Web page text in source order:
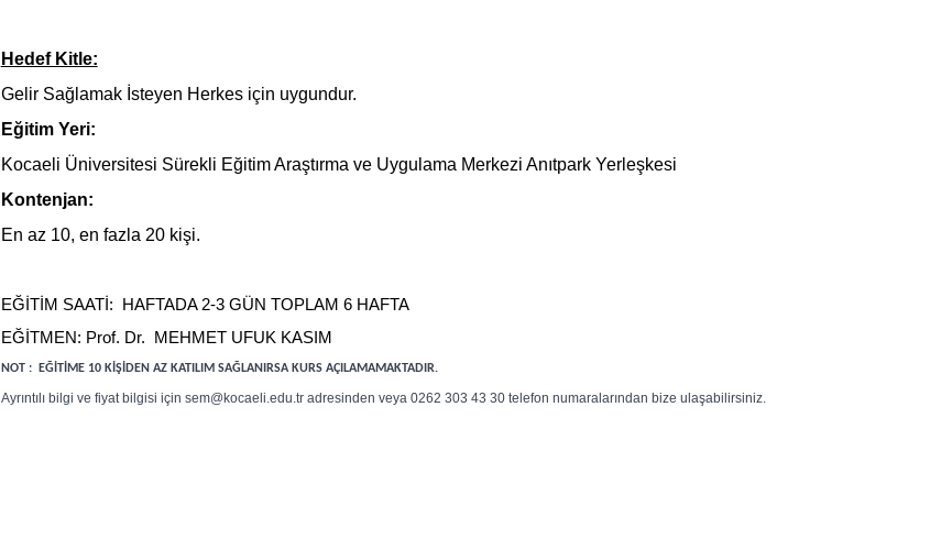
Hedef Kitle:
Gelir Sağlamak İsteyen Herkes için uygundur.
Eğitim Yeri:
Kocaeli Üniversitesi Sürekli Eğitim Araştırma ve Uygulama Merkezi Anıtpark Yerleşkesi
Kontenjan:
En az 10, en fazla 20 kişi.
EĞİTİM SAATİ: HAFTADA 2-3 GÜN TOPLAM 6 HAFTA
EĞİTMEN: Prof. Dr. MEHMET UFUK KASIM
NOT : EĞİTİME 10 KİŞİDEN AZ KATILIM SAĞLANIRSA KURS AÇILAMAMAKTADIR.
Ayrıntılı bilgi ve fiyat bilgisi için sem@kocaeli.edu.tr adresinden veya 0262 303 43 30 telefon numaralarından bize ulaşabilirsiniz.